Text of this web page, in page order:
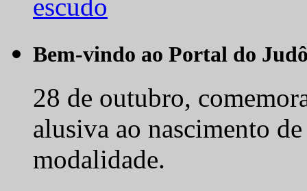
Bem-vindo ao Portal do
28 de outubro,
alusiva ao nascimento
modalidade.